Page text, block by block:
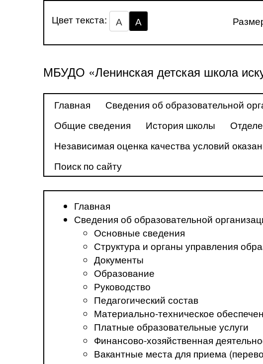
Цвет текста: А А
МБУДО «Ленинская детская школа
Главная Сведения об образовательной
Общие сведения
История школы
Независимая оценка качества условий
Поиск по сайту
Главная
Сведения об образовательной
Основные сведения
Структура и органы управления
Документы
Образование
Руководство
Педагогический состав
Материально-техническое
Платные образовательные услуги
Финансово-хозяйственная
Вакантные места для приема